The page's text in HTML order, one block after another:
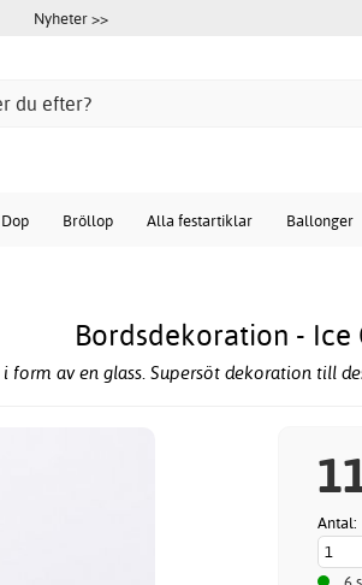
Nyheter >>
Dop Bröllop Alla festartiklar Ballonger
Bordsdekoration - Ice
form av en glass. Supersöt dekoration till
Antal: